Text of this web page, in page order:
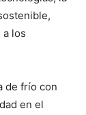
los
de frío con
en el